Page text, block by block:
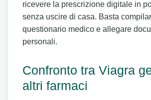
ricevere la prescrizione digitale in
senza uscire di casa. Basta
questionario medico e allegare
personali.
Confronto tra Viagra
altri farmaci